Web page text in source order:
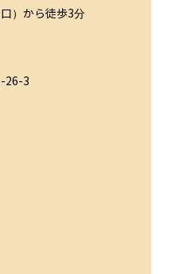
）から徒歩3分
26-3